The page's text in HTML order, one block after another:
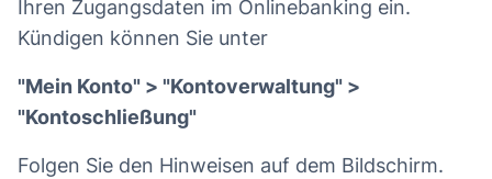
Ihren Zugangsdaten im Onlinebanking ein.
Kündigen können Sie unter
"Mein Konto" > "Kontoverwaltung" >
"Kontoschließung"
Folgen Sie den Hinweisen auf dem Bildschirm.